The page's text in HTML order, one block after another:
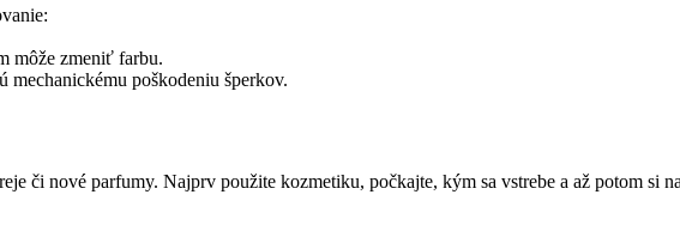
môže zmeniť farbu.
mechanickému poškodeniu šperkov.
či nové parfumy. Najprv použite kozmetiku, počkajte, kým sa vstrebe a až potom si